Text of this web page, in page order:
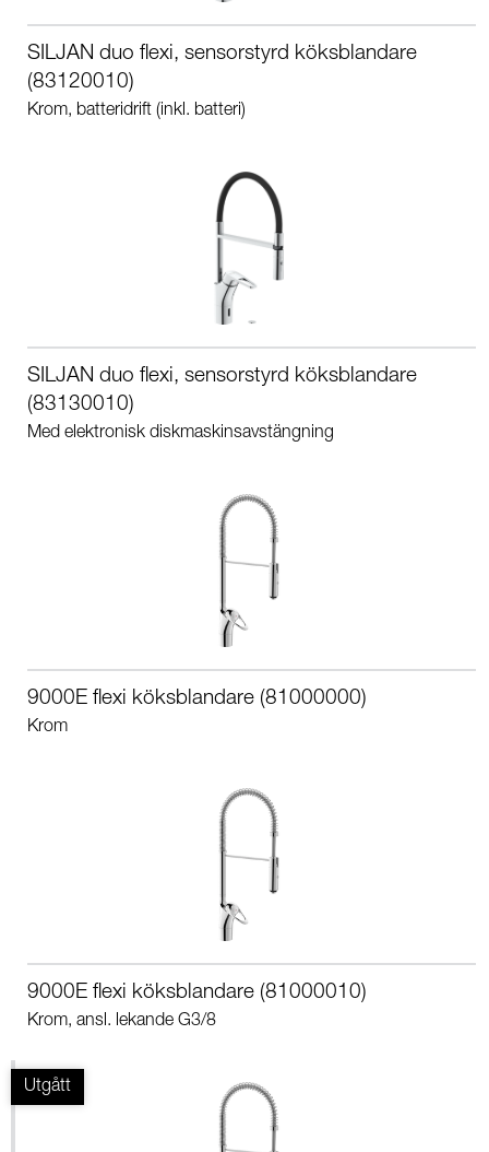
SILJAN duo flexi, sensorstyrd köksblandare
(83120010)
Krom, batteridrift (inkl. batteri)
SILJAN duo flexi, sensorstyrd köksblandare
(83130010)
Med elektronisk diskmaskinsavstängning
9000E flexi köksblandare (81000000)
Krom
9000E flexi köksblandare (81000010)
Krom, ansl. lekande G3/8